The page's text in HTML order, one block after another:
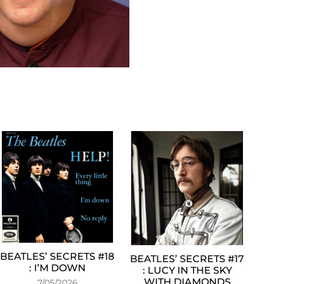
BEATLES’ SECRETS #18
: I’M DOWN
BEATLES’ SECRETS #17
: LUCY IN THE SKY
WITH DIAMONDS